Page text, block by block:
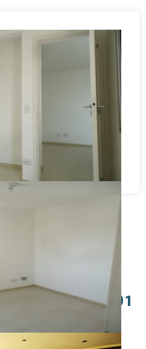
ELÍSEOS
DORMITÓRIO 01
SEGURO!